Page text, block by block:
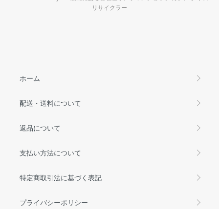
リサイクラー
ホーム
配送・送料について
返品について
支払い方法について
特定商取引法に基づく表記
プライバシーポリシー